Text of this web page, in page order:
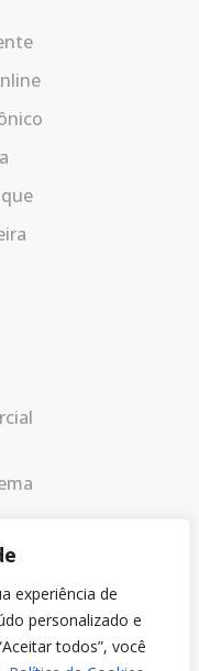
experiência de
personalizado e
todos”, você